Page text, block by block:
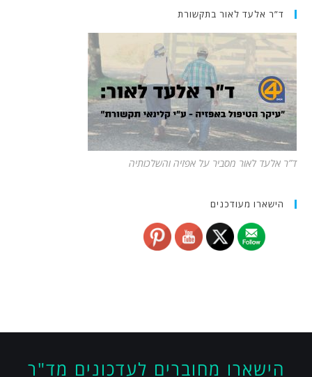
ד”ר אלעד לאור בתקשורת
ד”ר אלעד לאור מסביר על אפזיה והשלכותיה
הישארו מעודכנים
הישארו מחוברים לעדכונים מד"ר